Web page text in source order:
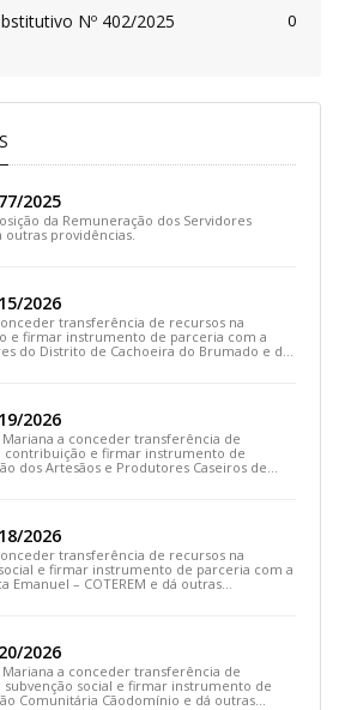
Nº 402/2025 0
2025
da Remuneração dos Servidores
outras providências.
2026
transferência de recursos na
e firmar instrumento de parceria com a
do Distrito de Cachoeira do Brumado e dá
2026
a conceder transferência de
contribuição e firmar instrumento de
dos Artesãos e Produtores Caseiros de
2026
transferência de recursos na
e firmar instrumento de parceria com a
Emanuel – COTEREM e dá outras
2026
a conceder transferência de
social e firmar instrumento de
Comunitária Cãodomínio e dá outras